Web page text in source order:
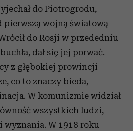
do Piotrogrodu,
pierwszą wojną światową
do Rosji w przededniu
dał się jej porwać.
z głębokiej prowincji
co to znaczy bieda,
W komunizmie widział
wszystkich ludzi,
wyznania. W 1918 roku